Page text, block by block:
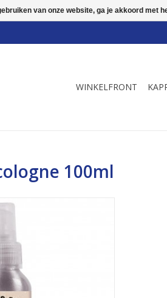
WINKELFRONT
100ml
van onze website, ga je akkoord met